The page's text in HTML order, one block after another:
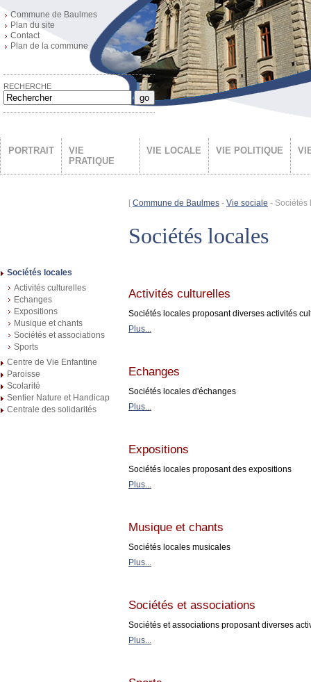
Commune de Baulmes
Plan du site
Contact
Plan de la commune
RECHERCHE
go
PORTRAIT
VIE
PRATIQUE
VIE LOCALE VIE POLITIQUE
Sociétés locales
Activités culturelles
Echanges
Expositions
Musique et chants
Sociétés et associations
Sports
Centre de Vie Enfantine
Paroisse
Scolarité
Sentier Nature et Handicap
Centrale des solidarités
[ Commune de Baulmes - Vie sociale - Sociétés
Sociétés locales
Activités culturelles
Sociétés locales proposant diverses activités
Plus...
Echanges
Sociétés locales d'échanges
Plus...
Expositions
Sociétés locales proposant des expositions
Plus...
Musique et chants
Sociétés locales musicales
Plus...
Sociétés et associations
Sociétés et associations proposant diverses
Plus...